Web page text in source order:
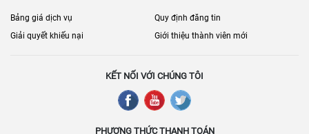
Bảng giá dịch vụ
Quy định đăng tin
Giải quyết khiếu nại
Giới thiệu thành viên mới
KẾT NỐI VỚI CHÚNG TÔI
PHƯƠNG THỨC THANH TOÁN